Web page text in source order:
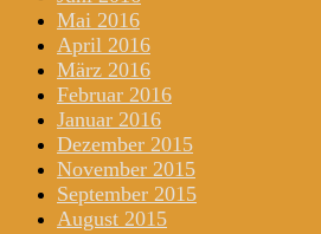
Mai 2016
April 2016
März 2016
Februar 2016
Januar 2016
Dezember 2015
November 2015
September 2015
August 2015